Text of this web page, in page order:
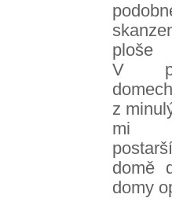
ploše
V
domech
z
mi
domě
domy